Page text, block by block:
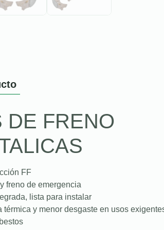
DE FRENO
FF
freno de emergencia
lista para instalar
térmica y menor desgaste en usos